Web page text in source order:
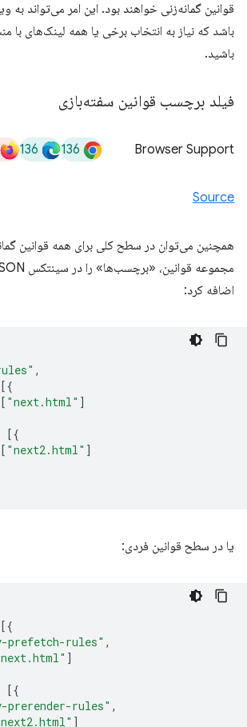
قوانین گمانه‌زنی خواهند بود. این امر می‌تواند به
باشد که نیاز به انتخاب برخی یا همه لینک‌های با
باشید.
فیلد برچسب قوانین سفته‌بازی
Browser Support
136
136
Source
همچنین می‌توان در سطح کلی برای همه قوانین
اضافه کرد:
,
[{
[ "next.html" ]
[{
[ "next2.html" ]
یا در سطح قوانین فردی:
[{
prefetch-rules" ,
]
[{
prerender-rules" ,
]